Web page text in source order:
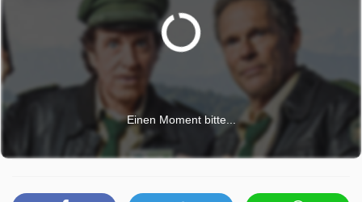
ein herzensguter Mensch, niemand hatte etwas gegen ihn.
Aber wurde Alfred wirklich seinem guten Ruf gerecht?
Denn schon bald stellt sich heraus: Die sichergestellte
Zigarettenpackung ist Schmuggelware! Hubert und Staller
sind sich einig: Hier besteht ein Zusammenhang mit dem
Mord. Doch leider fehlen eindeutige Beweise. Zum Glück
können die Ermittler einen Zeugen ausfindig machen, der
den ganzen Tathergang mit eigenen Augen gesehen hat:
Freund des Toten. Auch wenn Krähen als äußerst
Einen Moment bitte...